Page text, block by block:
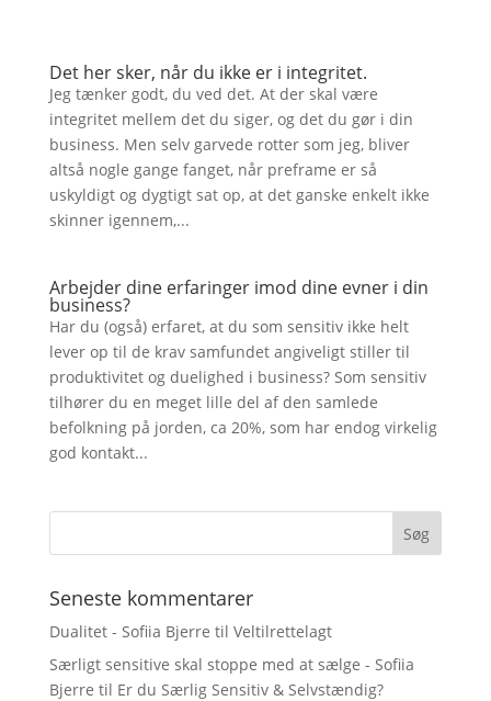
Det her sker, når du ikke er i integritet.
Jeg tænker godt, du ved det. At der skal være
integritet mellem det du siger, og det du gør i din
business. Men selv garvede rotter som jeg, bliver
altså nogle gange fanget, når preframe er så
uskyldigt og dygtigt sat op, at det ganske enkelt ikke
skinner igennem,...
Arbejder dine erfaringer imod dine evner i din
business?
Har du (også) erfaret, at du som sensitiv ikke helt
lever op til de krav samfundet angiveligt stiller til
produktivitet og duelighed i business? Som sensitiv
tilhører du en meget lille del af den samlede
befolkning på jorden, ca 20%, som har endog virkelig
god kontakt...
Seneste kommentarer
Dualitet - Sofiia Bjerre til Veltilrettelagt
Særligt sensitive skal stoppe med at sælge - Sofiia
Bjerre til Er du Særlig Sensitiv & Selvstændig?